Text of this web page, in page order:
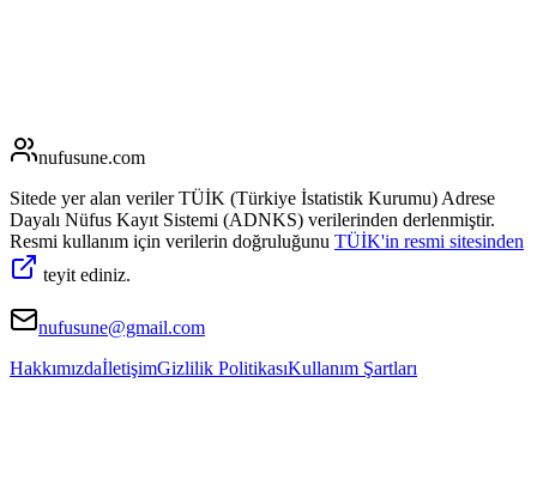
nufusune.com
Sitede yer alan veriler TÜİK (Türkiye İstatistik Kurumu) Adrese
Dayalı Nüfus Kayıt Sistemi (ADNKS) verilerinden derlenmiştir.
Resmi kullanım için verilerin doğruluğunu TÜİK'in resmi sitesinden
teyit ediniz.
nufusune@gmail.com
HakkımızdaİletişimGizlilik PolitikasıKullanım Şartları